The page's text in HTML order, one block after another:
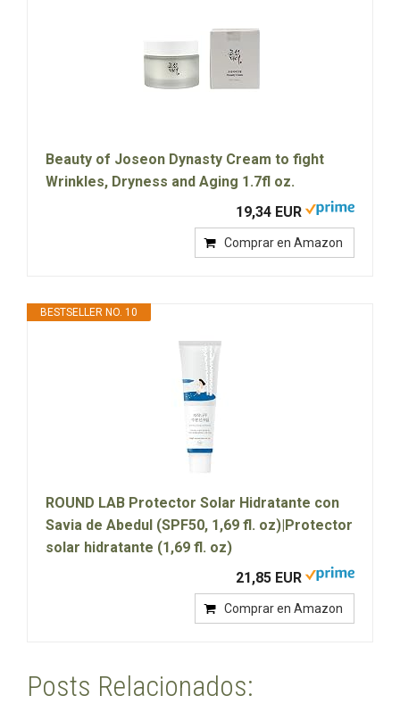
Beauty of Joseon Dynasty Cream to fight
Wrinkles, Dryness and Aging 1.7fl oz.
19,34 EUR
Comprar en Amazon
BESTSELLER NO. 10
ROUND LAB Protector Solar Hidratante con
Savia de Abedul (SPF50, 1,69 fl. oz)|Protector
solar hidratante (1,69 fl. oz)
21,85 EUR
Comprar en Amazon
Posts Relacionados: